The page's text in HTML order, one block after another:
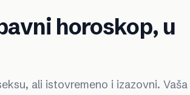
horoskop, u
ali istovremeno i izazovni. Vaša